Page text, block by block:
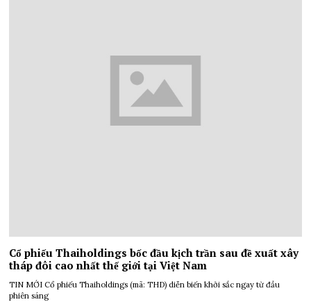
Cổ phiếu Thaiholdings bốc đầu kịch trần sau đề xuất xây
tháp đôi cao nhất thế giới tại Việt Nam
TIN MỚI Cổ phiếu Thaiholdings (mã: THD) diễn biến khởi sắc ngay từ đầu
phiên sáng